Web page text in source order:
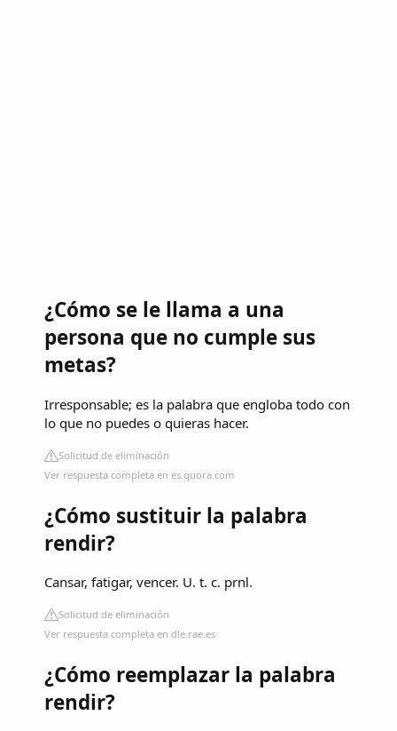
¿Cómo se le llama a una
persona que no cumple sus
metas?
Irresponsable; es la palabra que engloba todo con
lo que no puedes o quieras hacer.
Solicitud de eliminación
Ver respuesta completa en es.quora.com
¿Cómo sustituir la palabra
rendir?
Cansar, fatigar, vencer. U. t. c. prnl.
Solicitud de eliminación
Ver respuesta completa en dle.rae.es
¿Cómo reemplazar la palabra
rendir?